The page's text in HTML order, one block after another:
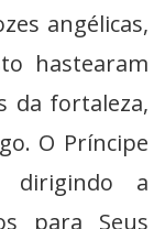
angélicas,
hastearam
da fortaleza,
O Príncipe
dirigindo a
para Seus